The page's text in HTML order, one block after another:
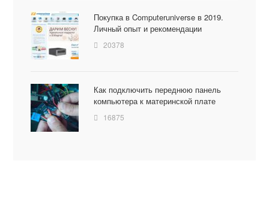
Покупка в Computeruniverse в 2019.
Личный опыт и рекомендации
20378
Как подключить переднюю панель
компьютера к материнской плате
16875